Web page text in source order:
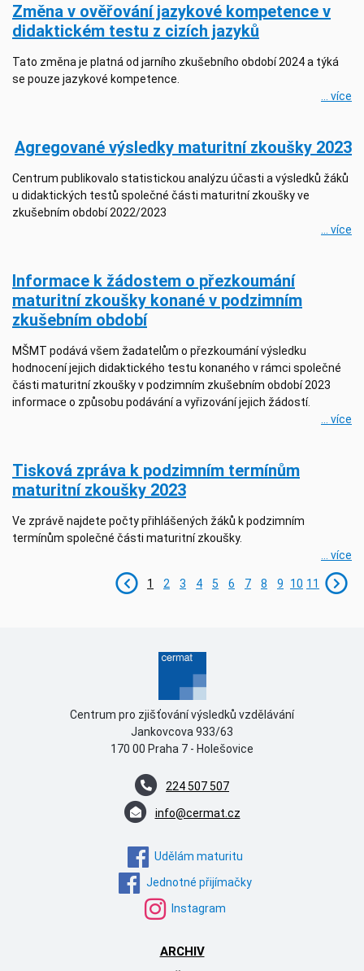
Změna v ověřování jazykové kompetence v
didaktickém testu z cizích jazyků
Tato změna je platná od jarního zkušebního období 2024 a týká
se pouze jazykové kompetence.
... více
Agregované výsledky maturitní zkoušky 2023
Centrum publikovalo statistickou analýzu účasti a výsledků žáků
u didaktických testů společné části maturitní zkoušky ve
zkušebním období 2022/2023
... více
Informace k žádostem o přezkoumání
maturitní zkoušky konané v podzimním
zkušebním období
MŠMT podává všem žadatelům o přezkoumání výsledku
hodnocení jejich didaktického testu konaného v rámci společné
části maturitní zkoušky v podzimním zkušebním období 2023
informace o způsobu podávání a vyřizování jejich žádostí.
... více
Tisková zpráva k podzimním termínům
maturitní zkoušky 2023
Ve zprávě najdete počty přihlášených žáků k podzimním
termínům společné části maturitní zkoušky.
... více
1 2 3 4 5 6 7 8 9 10 11
Centrum pro zjišťování výsledků vzdělávání
Jankovcova 933/63
170 00 Praha 7 - Holešovice
224 507 507
info@cermat.cz
Udělám maturitu
Jednotné přijímačky
Instagram
ARCHIV